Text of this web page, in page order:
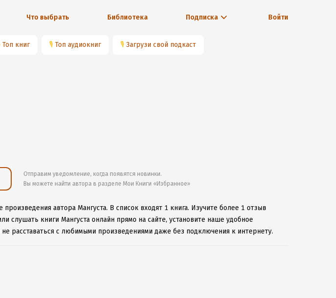
Что выбрать Библиотека Подписка Войти
Топ книг 🎙 Топ аудиокниг 🎙 Загрузи свой подкаст
Отправим уведомление, когда появятся новинки.
Вы можете найти автора в разделе Мои Книги «Избранное»
автора Мангуста. В список входят 1 книга. Изучите более 1 отзыв
слушать книги Мангуста онлайн прямо на сайте, установите наше удобное
расставаться с любимыми произведениями даже без подключения к интернету.